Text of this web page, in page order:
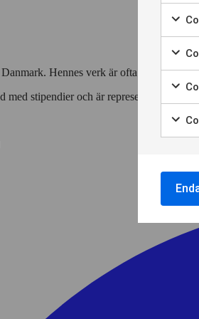
Hennes verk är ofta utförda i
stipendier och är representerad i flera
för
till
av
för
till
av
för
för
till
för
för
av
för
till
för